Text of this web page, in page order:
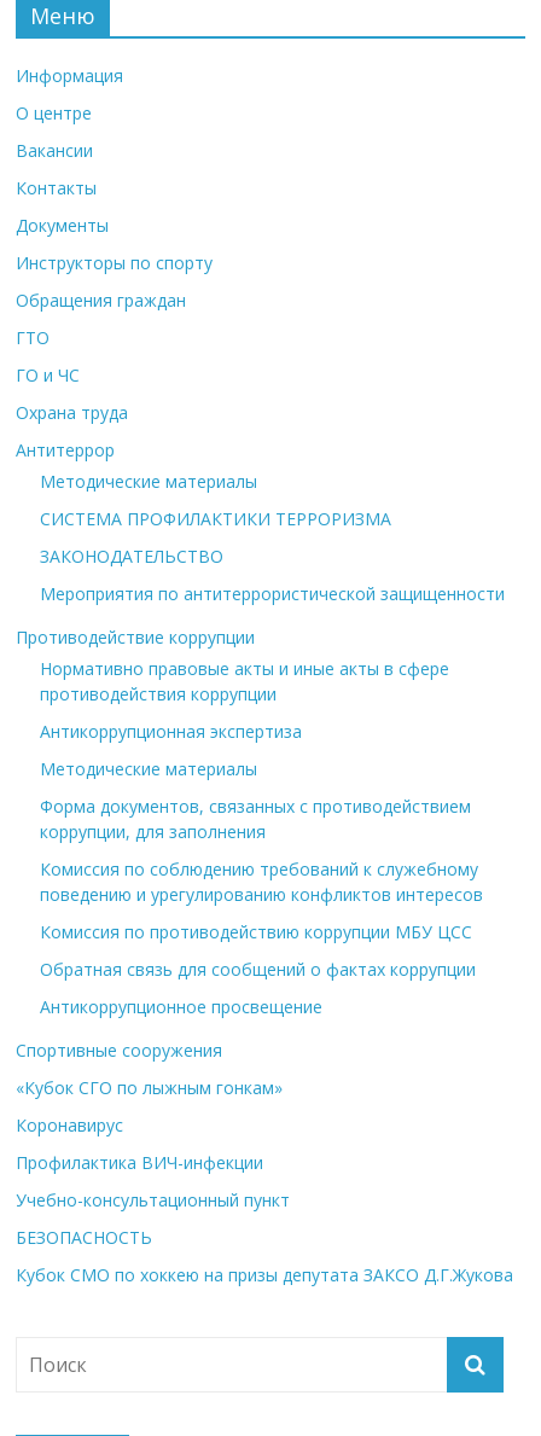
Меню
Информация
О центре
Вакансии
Контакты
Документы
Инструкторы по спорту
Обращения граждан
ГТО
ГО и ЧС
Охрана труда
Антитеррор
Методические материалы
СИСТЕМА ПРОФИЛАКТИКИ ТЕРРОРИЗМА
ЗАКОНОДАТЕЛЬСТВО
Мероприятия по антитеррористической защищенности
Противодействие коррупции
Нормативно правовые акты и иные акты в сфере
противодействия коррупции
Антикоррупционная экспертиза
Методические материалы
Форма документов, связанных с противодействием
коррупции, для заполнения
Комиссия по соблюдению требований к служебному
поведению и урегулированию конфликтов интересов
Комиссия по противодействию коррупции МБУ ЦСС
Обратная связь для сообщений о фактах коррупции
Антикоррупционное просвещение
Спортивные сооружения
«Кубок СГО по лыжным гонкам»
Коронавирус
Профилактика ВИЧ-инфекции
Учебно-консультационный пункт
БЕЗОПАСНОСТЬ
Кубок СМО по хоккею на призы депутата ЗАКСО Д.Г.Жукова